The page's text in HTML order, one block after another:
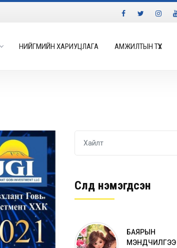
НИЙГМИЙН ХАРИУЦЛАГА АМЖИЛТЫН ТҮҮХ
Сүүлд нэмэгдсэн
БАЯРЫН
МЭНДЧИЛГЭЭ